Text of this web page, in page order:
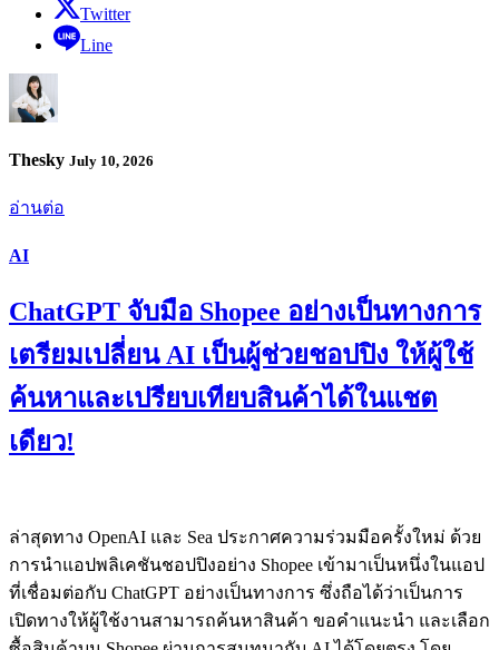
Twitter
Line
Thesky July 10, 2026
อ่านต่อ
AI
ChatGPT จับมือ Shopee อย่างเป็นทางการ
เตรียมเปลี่ยน AI เป็นผู้ช่วยชอปปิง ให้ผู้ใช้
ค้นหาและเปรียบเทียบสินค้าได้ในแชต
เดียว!
ล่าสุดทาง OpenAI และ Sea ประกาศความร่วมมือครั้งใหม่ ด้วย
การนำแอปพลิเคชันชอปปิงอย่าง Shopee เข้ามาเป็นหนึ่งในแอป
ที่เชื่อมต่อกับ ChatGPT อย่างเป็นทางการ ซึ่งถือได้ว่าเป็นการ
เปิดทางให้ผู้ใช้งานสามารถค้นหาสินค้า ขอคำแนะนำ และเลือก